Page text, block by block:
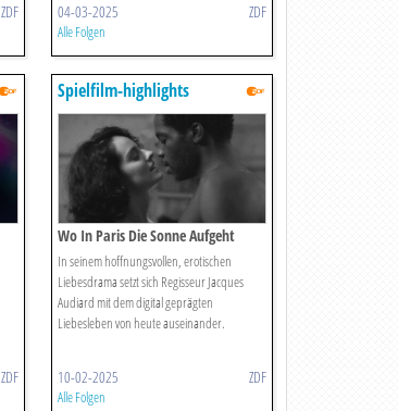
ZDF 04-03-2025 ZDF
Alle Folgen
ZDF
Spielfilm-highlights
Wo In Paris Die Sonne Aufgeht
In seinem hoffnungsvollen, erotischen
Liebesdrama setzt sich Regisseur Jacques
Audiard mit dem digital geprägten
Liebesleben von heute auseinander.
10-02-2025 ZDF
Alle Folgen